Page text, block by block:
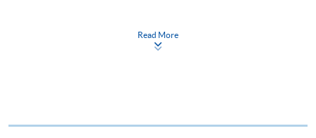
- 申請人可以 VISA 或
Read More